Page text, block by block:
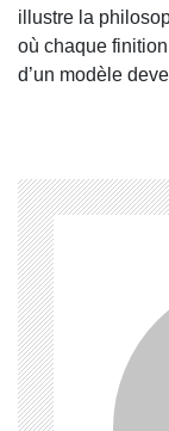
illustre la
où chaque
d’un modèle